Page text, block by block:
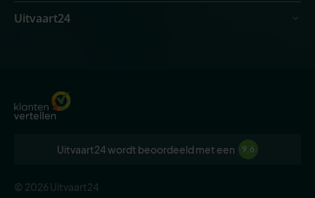
Uitvaart24
Uitvaart24 wordt beoordeeld met een 9,6
© 2026 Uitvaart24